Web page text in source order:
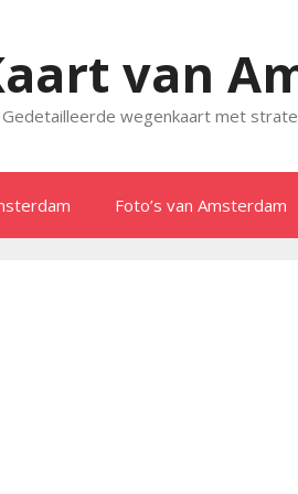
van
Gedetailleerde wegenkaart met
Foto’s van Amsterdam